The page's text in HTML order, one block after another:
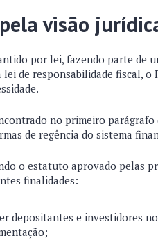
pela visão
por lei, fazendo parte de
lei de responsabilidade fiscal,
no primeiro parágrafo
de regência do sistema
o estatuto aprovado pelas
finalidades:
depositantes e investidores